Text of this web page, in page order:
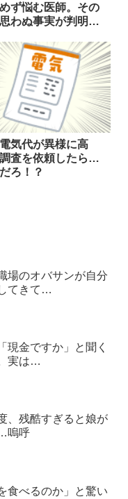
ず悩む医師。その
わぬ事実が判明し
気代が異様に高
調査を依頼したら…
ろ！？
場のオバサンが自分
てきて…
現金ですか」と聞く
実は…
、残酷すぎると娘が
嗚呼
食べるのか」と驚い